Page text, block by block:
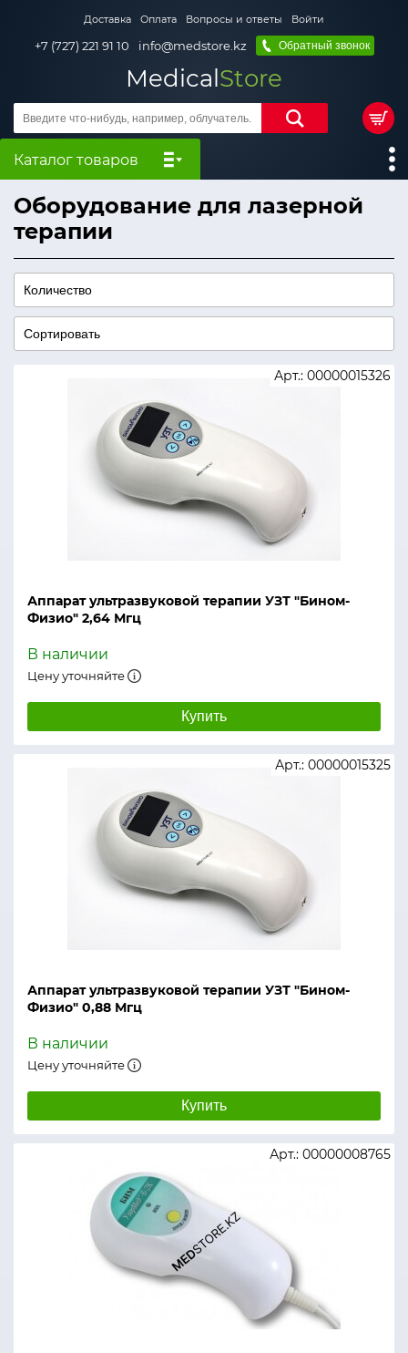
Доставка Оплата Вопросы и ответы Войти
+7 (727) 221 91 10 info@medstore.kz Обратный звонок
MedicalStore
Каталог товаров
Оборудование для лазерной
терапии
Аппарат ультразвуковой терапии УЗТ "Бином-
Физио" 2,64 Мгц
Арт.: 00000015326
В наличии
Цену уточняйте
Купить
Аппарат ультразвуковой терапии УЗТ "Бином-
Физио" 0,88 Мгц
Арт.: 00000015325
В наличии
Цену уточняйте
Купить
Арт.: 00000008765